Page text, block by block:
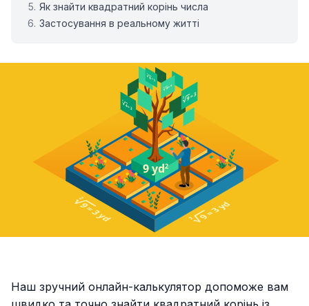
Як знайти квадратний корінь числа
Застосування в реальному житті
Наш зручний онлайн-калькулятор допоможе вам